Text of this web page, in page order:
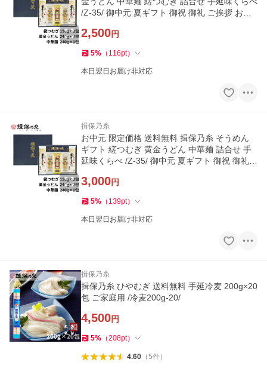
/Z-35/ 御中元 夏ギフト 御祝 御礼 ご挨拶 お返
2,500円
5% （ 116pt）
本日翌日お届け非対応
揖保乃糸
お中元 限定価格 送料無料 揖保乃糸 そうめん
ギフト 縒つむぎ 黄金うどん 中華麺 詰合せ 手
延味くらべ /Z-35/ 御中元 夏ギフト 御祝 御礼
3,000円
5% （ 139pt）
本日翌日お届け非対応
揖保乃糸
揖保乃糸 ひやむぎ 送料無料 手延冷麦 200g×20
包 ご家庭用 /冷麦200g-20/
4,500円
5% （208pt）
4.60（5件）